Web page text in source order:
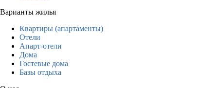
Варианты жилья
Квартиры (апартаменты)
Отели
Апарт-отели
Дома
Гостевые дома
Базы отдыха